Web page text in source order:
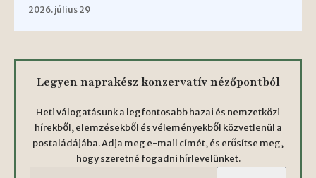
2026. július 29
Legyen naprakész konzervatív nézőpontból
Heti válogatásunk a legfontosabb hazai és nemzetközi
hírekből, elemzésekből és véleményekből közvetlenül a
postaládájába. Adja meg e-mail címét, és erősítse meg,
hogy szeretné fogadni hírlevelünket.